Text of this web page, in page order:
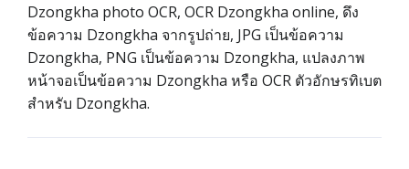
Dzongkha photo OCR, OCR Dzongkha online, ดึง
ข้อความ Dzongkha จากรูปถ่าย, JPG เป็นข้อความ
Dzongkha, PNG เป็นข้อความ Dzongkha, แปลงภาพ
หน้าจอเป็นข้อความ Dzongkha หรือ OCR ตัวอักษรทิเบต
สำหรับ Dzongkha.